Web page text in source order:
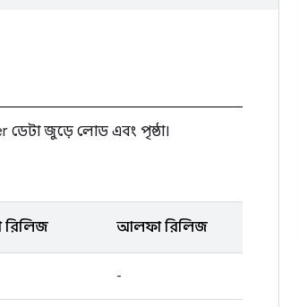
ডেটা জুড়ে লোড এবং পৃষ্ঠা।
রিলিজ আলফা রিলিজ
-